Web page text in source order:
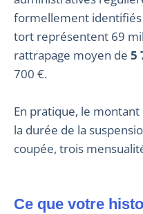
formellement identifiés
tort représentent 69
rattrapage moyen de 5
700 €.
En pratique, le
la durée de la
coupée, trois
Ce que votre